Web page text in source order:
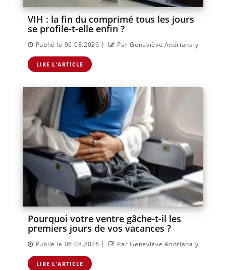
VIH : la fin du comprimé tous les jours
se profile-t-elle enfin ?
Publié le 06.08.2026 | Par Geneviève Andrianaly
LIRE L'ARTICLE
Pourquoi votre ventre gâche-t-il les
premiers jours de vos vacances ?
Publié le 06.08.2026 | Par Geneviève Andrianaly
LIRE L'ARTICLE